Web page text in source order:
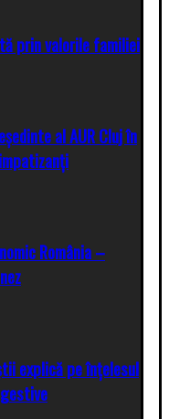
prin valorile familiei
al AUR Cluj în
România –
explică pe înțelesul